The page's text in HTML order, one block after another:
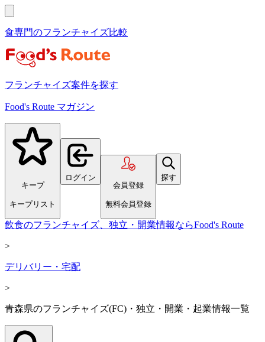
食専門のフランチャイズ比較
フランチャイズ案件を探す
Food's Route マガジン
キープ
キープリスト
ログイン
会員登録
無料会員登録
探す
飲食のフランチャイズ、独立・開業情報ならFood's Route
>
デリバリー・宅配
>
青森県のフランチャイズ(FC)・独立・開業・起業情報一覧